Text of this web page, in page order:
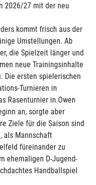
2026/27 mit der neu
kommt frisch aus der
Umstellungen. Ab
die Spielzeit länger und
neue Trainingsinhalte
Die ersten spielerischen
Turnieren in
Rasenturnier in Owen
an, sorgte aber
Ziele für die Saison sind
als Mannschaft
füreinander zu
ehemaligen D-Jugend-
Handballspiel